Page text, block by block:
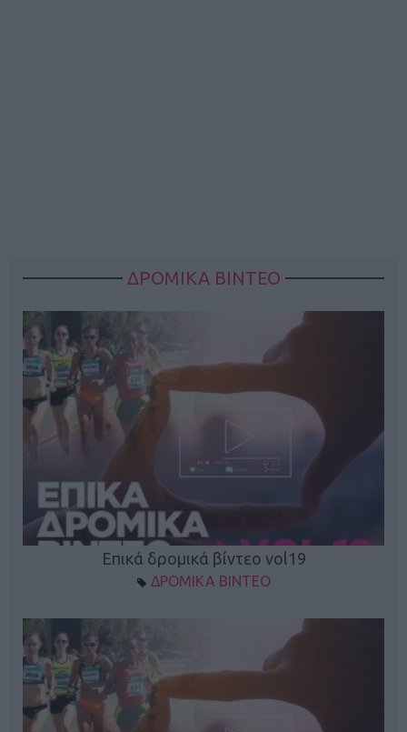
ΔΡΟΜΙΚΑ ΒΙΝΤΕΟ
Επικά δρομικά βίντεο vol19
ΔΡΟΜΙΚΑ ΒΙΝΤΕΟ